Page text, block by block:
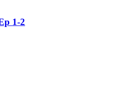
1-2